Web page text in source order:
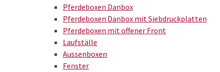
Pferdeboxen Danbox
Pferdeboxen Danbox mit Siebdruckplatten
Pferdeboxen mit offener Front
Laufställe
Aussenboxen
Fenster